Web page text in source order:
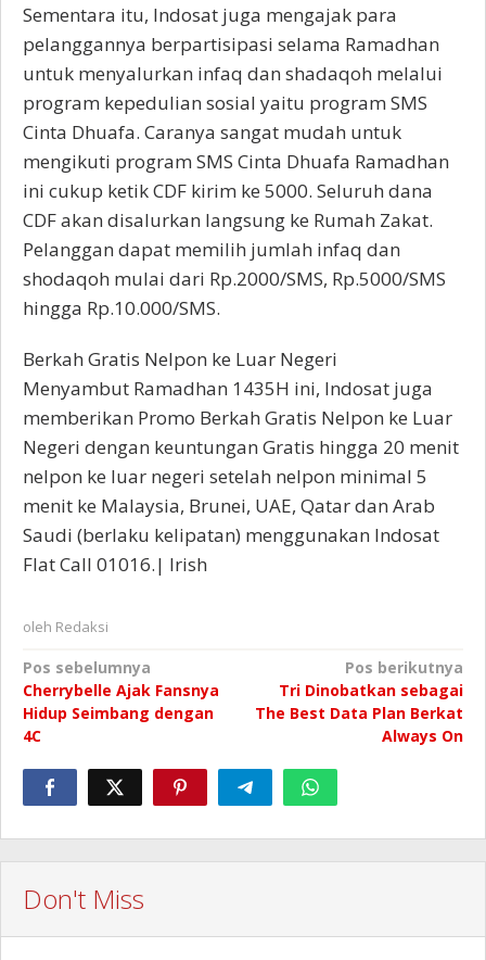
Sementara itu, Indosat juga mengajak para
pelanggannya berpartisipasi selama Ramadhan
untuk menyalurkan infaq dan shadaqoh melalui
program kepedulian sosial yaitu program SMS
Cinta Dhuafa. Caranya sangat mudah untuk
mengikuti program SMS Cinta Dhuafa Ramadhan
ini cukup ketik CDF kirim ke 5000. Seluruh dana
CDF akan disalurkan langsung ke Rumah Zakat.
Pelanggan dapat memilih jumlah infaq dan
shodaqoh mulai dari Rp.2000/SMS, Rp.5000/SMS
hingga Rp.10.000/SMS.
Berkah Gratis Nelpon ke Luar Negeri
Menyambut Ramadhan 1435H ini, Indosat juga
memberikan Promo Berkah Gratis Nelpon ke Luar
Negeri dengan keuntungan Gratis hingga 20 menit
nelpon ke luar negeri setelah nelpon minimal 5
menit ke Malaysia, Brunei, UAE, Qatar dan Arab
Saudi (berlaku kelipatan) menggunakan Indosat
Flat Call 01016.| Irish
oleh Redaksi
Navigasi
pos
Pos sebelumnya
Cherrybelle Ajak Fansnya
Hidup Seimbang dengan
4C
Pos berikutnya
Tri Dinobatkan sebagai
The Best Data Plan Berkat
Always On
Don't Miss